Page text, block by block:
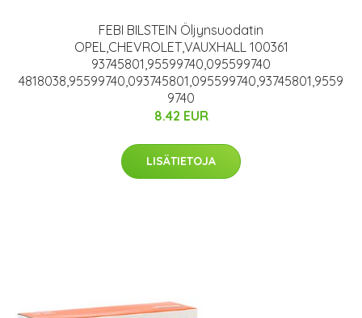
FEBI BILSTEIN Öljynsuodatin
OPEL,CHEVROLET,VAUXHALL 100361
93745801,95599740,095599740
4818038,95599740,093745801,095599740,93745801,9559
9740
8.42 EUR
LISÄTIETOJA